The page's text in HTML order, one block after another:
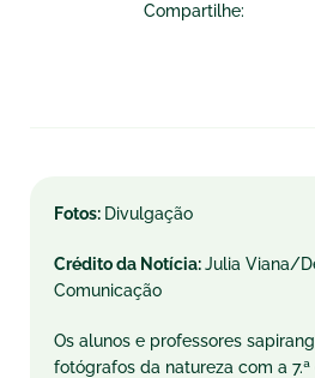
Compartilhe:
Fotos: Divulgação
Crédito da Notícia:Julia Viana/
Comunicação
Os alunos e professores
fotógrafos da natureza com a